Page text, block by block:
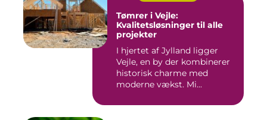
Tømrer i Vejle:
Kvalitetsløsninger til alle
projekter
I hjertet af Jylland ligger
Vejle, en by der kombinerer
historisk charme med
moderne vækst. Mi...